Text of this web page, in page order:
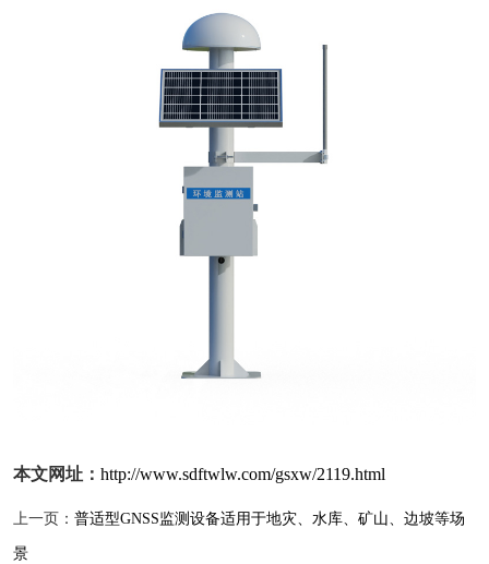
本文网址： http://www.sdftwlw.com/gsxw/2119.html
上一页： 普适型GNSS监测设备适用于地灾、水库、矿山、边坡等场
景